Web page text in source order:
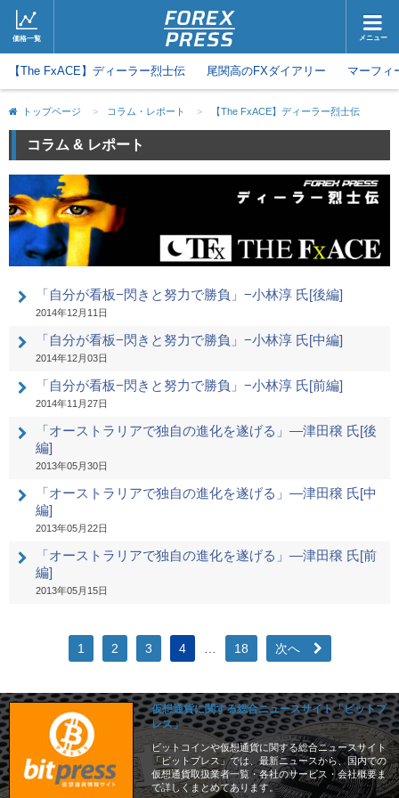
価格一覧 メニュー
ホーム ニュース
取引会社 マーケット
コラム・レポート
ツイッター 動画
【The FxACE】ディーラー烈士伝 尾関高のFXダイアリー マーフィ
トップページ > コラム・レポート > 【The FxACE】ディーラー烈士伝
コラム & レポート
「自分が看板−閃きと努力で勝負」−小林淳 氏[後編]
2014年12月11日
「自分が看板−閃きと努力で勝負」−小林淳 氏[中編]
2014年12月03日
「自分が看板−閃きと努力で勝負」−小林淳 氏[前編]
2014年11月27日
「オーストラリアで独自の進化を遂げる」―津田穣 氏[後
編]
2013年05月30日
「オーストラリアで独自の進化を遂げる」―津田穣 氏[中
編]
2013年05月22日
「オーストラリアで独自の進化を遂げる」―津田穣 氏[前
編]
2013年05月15日
1 2 3 4 18 次へ
仮想通貨に関する総合ニュースサイト「ビットプ
レス」
ビットコインや仮想通貨に関する総合ニュースサイト
「ビットプレス」では、最新ニュースから、国内での
仮想通貨取扱業者一覧・各社のサービス・会社概要ま
で詳しくまとめてあります。